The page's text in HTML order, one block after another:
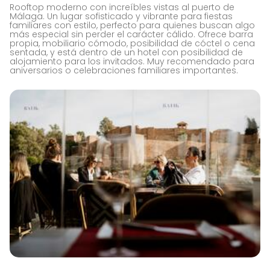
Rooftop moderno con increíbles vistas al puerto de
Málaga. Un lugar sofisticado y vibrante para fiestas
familiares con estilo, perfecto para quienes buscan algo
más especial sin perder el carácter cálido. Ofrece barra
propia, mobiliario cómodo, posibilidad de cóctel o cena
sentada, y está dentro de un hotel con posibilidad de
alojamiento para los invitados. Muy recomendado para
aniversarios o celebraciones familiares importantes.